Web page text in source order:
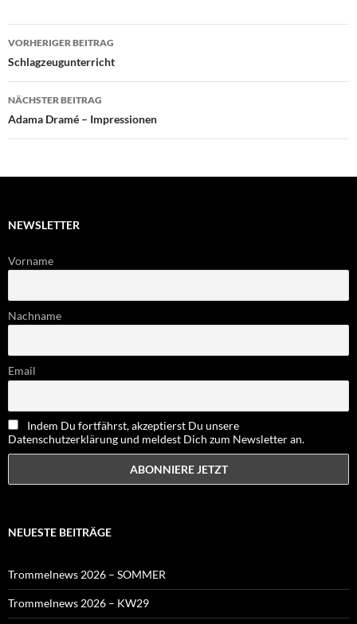
Beitragsnavigation
VORHERIGER BEITRAG
Schlagzeugunterricht
NÄCHSTER BEITRAG
Adama Dramé – Impressionen
NEWSLETTER
Vorname
Nachname
Email
Indem Du fortfährst, akzeptierst Du unsere
Datenschutzerklärung und meldest Dich zum Newsletter an.
NEUESTE BEITRÄGE
Trommelnews 2026 – SOMMER
Trommelnews 2026 – KW29